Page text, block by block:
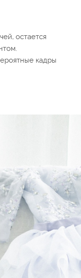
остается
кадры